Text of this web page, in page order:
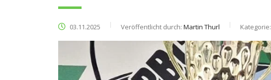
03.11.2025 Veröffentlicht durch: Martin Thurl Kategorie: